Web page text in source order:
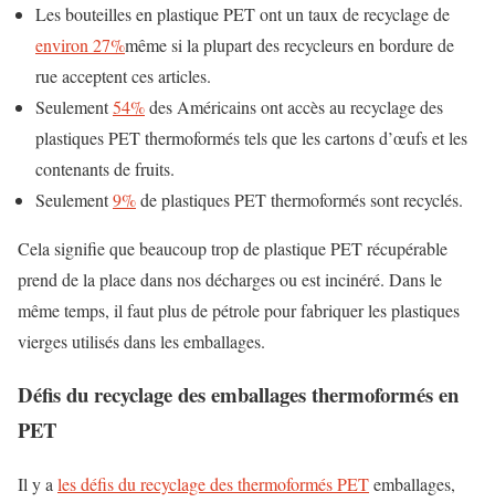
Les bouteilles en plastique PET ont un taux de recyclage de
environ 27%même si la plupart des recycleurs en bordure de
rue acceptent ces articles.
Seulement54%des Américains ont accès au recyclage des
plastiques PET thermoformés tels que les cartons d’œufs et les
contenants de fruits.
Seulement9%de plastiques PET thermoformés sont recyclés.
Cela signifie que beaucoup trop de plastique PET récupérable
prend de la place dans nos décharges ou est incinéré. Dans le
même temps, il faut plus de pétrole pour fabriquer les plastiques
vierges utilisés dans les emballages.
Défis du recyclage des emballages thermoformés en
PET
Il y a les défis du recyclage des thermoformés PETemballages,